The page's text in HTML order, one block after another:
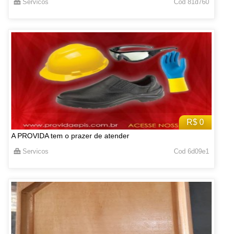
Servicos Cod 81d760
R$ 0
A PROVIDA tem o prazer de atender
Servicos Cod 6d09e1